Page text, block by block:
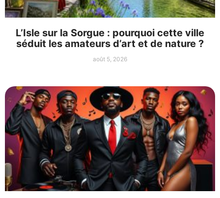
L’Isle sur la Sorgue : pourquoi cette ville
séduit les amateurs d’art et de nature ?
août 5, 2026